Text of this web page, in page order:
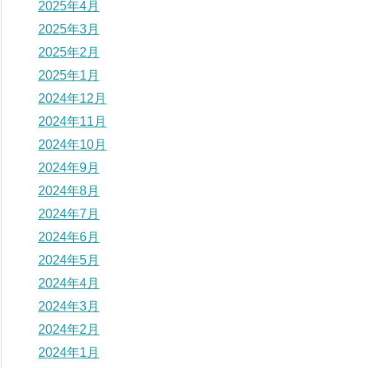
2025年4月
2025年3月
2025年2月
2025年1月
2024年12月
2024年11月
2024年10月
2024年9月
2024年8月
2024年7月
2024年6月
2024年5月
2024年4月
2024年3月
2024年2月
2024年1月